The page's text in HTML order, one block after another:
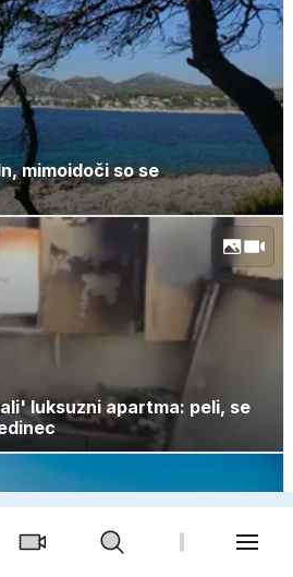
mimoidoči so se
luksuzni apartma: peli, se